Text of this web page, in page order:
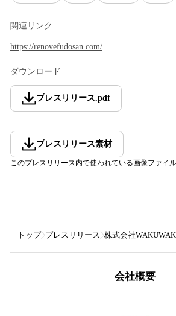
関連リンク
https://renovefudosan.com/
ダウンロード
プレスリリース.pdf
プレスリリース素材
このプレスリリース内で使われている画像ファイ
トップ プレスリリース 株式会社
会社概要